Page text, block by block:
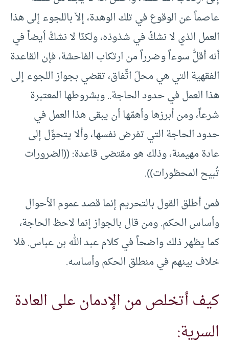
عاصماً عن الوقوع في تلك الوهدة‏،‏ إلاّ باللجوء إلى هذا
العمل الذي لا نشكُّ في شذوذه‏،‏ ولكنّا لا نشكُّ أيضاً في
أنه أقلُّ سوءاً وضرراً من ارتكاب الفاحشة‏،‏ فإن القاعدة
الفقهية التي هي محلّ اتِّفاق‏،‏ تقضي بجواز اللجوء إلى
هذا العمل في حدود الحاجة‏.‏‏.‏ وبشروطها المعتبرة
شرعاً‏،‏ ومن أبرزها وأهمّها أن يبقى هذا العمل في
حدود الحاجة التي تفرض نفسها‏،‏ وألا يتحوَّل إلى
عادة مهيمنة‏،‏ وذلك هو مقتضى قاعدة‏:‏ ‏(‏‏(‏الضرورات
تُبيح المحظورات‏)‏‏)‏‏.‏
فمن أطلق القول بالتحريم إنما قصد عموم الأحوال
وأساس الحكم‏.‏ ومن قال بالجواز إنما لاحظ الحاجة‏،‏
كما يظهر ذلك واضحاً في كلام عبد الله بن عباس‏.‏ فلا
خلاف بينهم في منطلق الحكم وأساسه‏.‏
كيف أتخلص من الإدمان على العادة
السرية: